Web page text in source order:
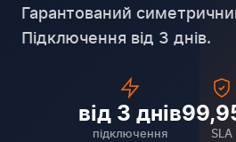
Гарантований симетричний
Підключення від 3 днів.
від 3 днів
підключення SLA